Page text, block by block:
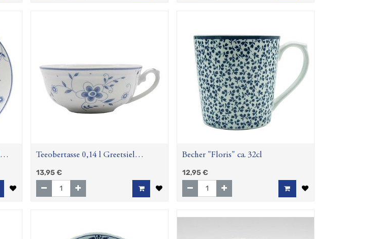
Teeobertasse 0,14 l Greetsiel
(Worpswede)
13,95€
Becher "Floris" ca. 32cl
12,95€